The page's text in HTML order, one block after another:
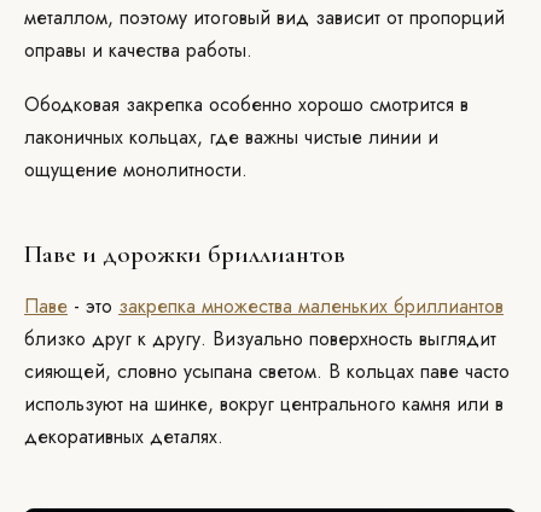
металлом, поэтому итоговый вид зависит от пропорций
оправы и качества работы.
Ободковая закрепка особенно хорошо смотрится в
лаконичных кольцах, где важны чистые линии и
ощущение монолитности.
Паве и дорожки бриллиантов
Паве - это закрепка множества маленьких бриллиантов
близко друг к другу. Визуально поверхность выглядит
сияющей, словно усыпана светом. В кольцах паве часто
используют на шинке, вокруг центрального камня или в
декоративных деталях.